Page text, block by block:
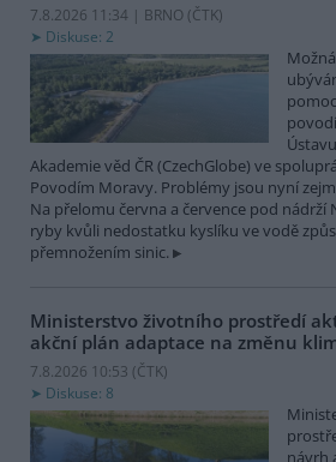
7.8.2026 11:34 | BRNO (ČTK)
Diskuse: 2
Akademie věd ČR (CzechGlobe) ve
Povodím Moravy. Problémy jsou nyní
Na přelomu června a července pod
ryby kvůli nedostatku kyslíku ve vodě
přemnožením sinic.
Ministerstvo životního prostředí
akční plán adaptace na změnu
7.8.2026 10:53 (ČTK)
Diskuse: 8
návrh